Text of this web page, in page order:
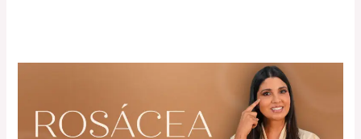
Sintomas